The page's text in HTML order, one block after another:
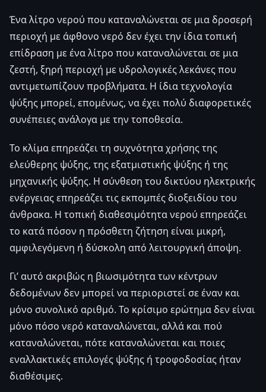
Ένα λίτρο νερού που καταναλώνεται σε μια δροσερή
περιοχή με άφθονο νερό δεν έχει την ίδια τοπική
επίδραση με ένα λίτρο που καταναλώνεται σε μια
ζεστή, ξηρή περιοχή με υδρολογικές λεκάνες που
αντιμετωπίζουν προβλήματα. Η ίδια τεχνολογία
ψύξης μπορεί, επομένως, να έχει πολύ διαφορετικές
συνέπειες ανάλογα με την τοποθεσία.
Το κλίμα επηρεάζει τη συχνότητα χρήσης της
ελεύθερης ψύξης, της εξατμιστικής ψύξης ή της
μηχανικής ψύξης. Η σύνθεση του δικτύου ηλεκτρικής
ενέργειας επηρεάζει τις εκπομπές διοξειδίου του
άνθρακα. Η τοπική διαθεσιμότητα νερού επηρεάζει
το κατά πόσον η πρόσθετη ζήτηση είναι μικρή,
αμφιλεγόμενη ή δύσκολη από λειτουργική άποψη.
Γι’ αυτό ακριβώς η βιωσιμότητα των κέντρων
δεδομένων δεν μπορεί να περιοριστεί σε έναν και
μόνο συνολικό αριθμό. Το κρίσιμο ερώτημα δεν είναι
μόνο πόσο νερό καταναλώνεται, αλλά και πού
καταναλώνεται, πότε καταναλώνεται και ποιες
εναλλακτικές επιλογές ψύξης ή τροφοδοσίας ήταν
διαθέσιμες.